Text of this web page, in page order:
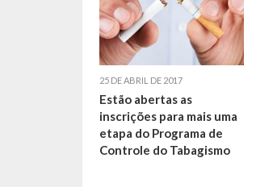
25 DE ABRIL DE 2017
Estão abertas as
inscrições para mais uma
etapa do Programa de
Controle do Tabagismo